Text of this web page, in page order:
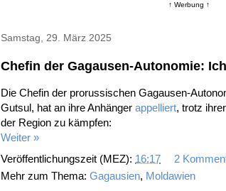
↑ Werbung ↑
Samstag, 29. März 2025
Chefin der Gagausen-Autonomie:
Die Chefin der prorussischen Gagausen-
Gutsul, hat an ihre Anhänger appelliert, trotz
der Region zu kämpfen:
Weiter »
Veröffentlichungszeit (MEZ): 16:17
2
Mehr zum Thema: Gagausien, Moldawien